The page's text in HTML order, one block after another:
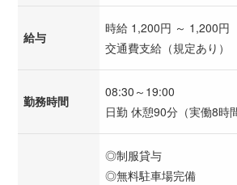
給与
時給 1,200円 ～ 1,200円
交通費支給（規定あり）
勤務時間
08:30～19:00
日勤 休憩90分（実働8時
◎制服貸与
◎無料駐車場完備